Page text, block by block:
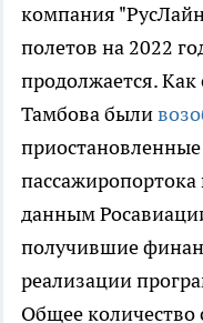
компания
полетов на 2022
продолжается. Как
Тамбова были
пассажиропортока
данным
получившие
реализации
Общее